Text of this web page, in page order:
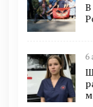
В
6